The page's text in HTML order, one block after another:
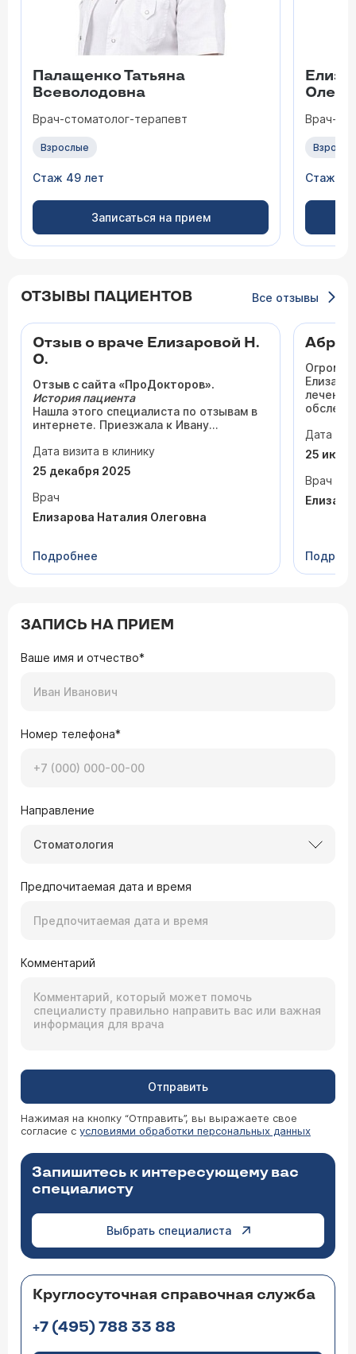
Палащенко Татьяна
Всеволодовна
Врач-стоматолог-терапевт
Взрослые
Стаж 49 лет
Записаться на прием
Врач-
Стаж 47
ОТЗЫВЫ ПАЦИЕНТОВ Все отзывы
Отзыв о враче Елизаровой Н.
О.
Отзыв с сайта «ПроДокторов».
История пациента
Нашла этого специалиста по отзывам в
интернете. Приезжала к Ивану
консультацию. Обратилась с вопросом
по поводу боли в живом зубе после
недавней пломбы.
Доктор осмотрел и объяснил, что
ничего делать не нужно - такие
симптомы могут сохраняться до
этом.
Доктор всё верно оценивает и даёт
лишнего лечения. Видно, что у врача
приходят сами.
Дата визита в клинику
25 декабря 2025
Врач
Елизарова Наталия Олеговна
Подробнее
Очень
клиника!
Дата
25 июня
Врач
ЗАПИСЬ НА ПРИЕМ
Ваше имя и отчество*
Номер телефона*
Направление
Стоматология
Предпочитаемая дата и время
Комментарий
Отправить
Нажимая на кнопку “Отправить”, вы выражаете свое
согласие с условиями обработки персональных данных
Запишитесь к интересующему вас
специалисту
Выбрать специалиста
Круглосуточная справочная служба
+7 (495) 788 33 88